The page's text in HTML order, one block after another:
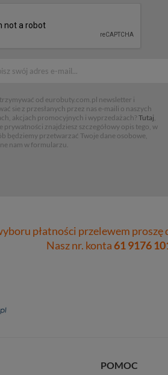
od eurobuty.com.pl newsletter i
sie z przesłanych przez nas e-maili o naszych
akcjach promocyjnych i wyprzedażach? Tutaj,
prywatności znajdziesz szczegółowy opis tego, w
będziemy przetwarzać Twoje dane osobowe,
nam w formularzu.
płatności przelewem proszę
Nasz nr. konta61 9176
POMOC